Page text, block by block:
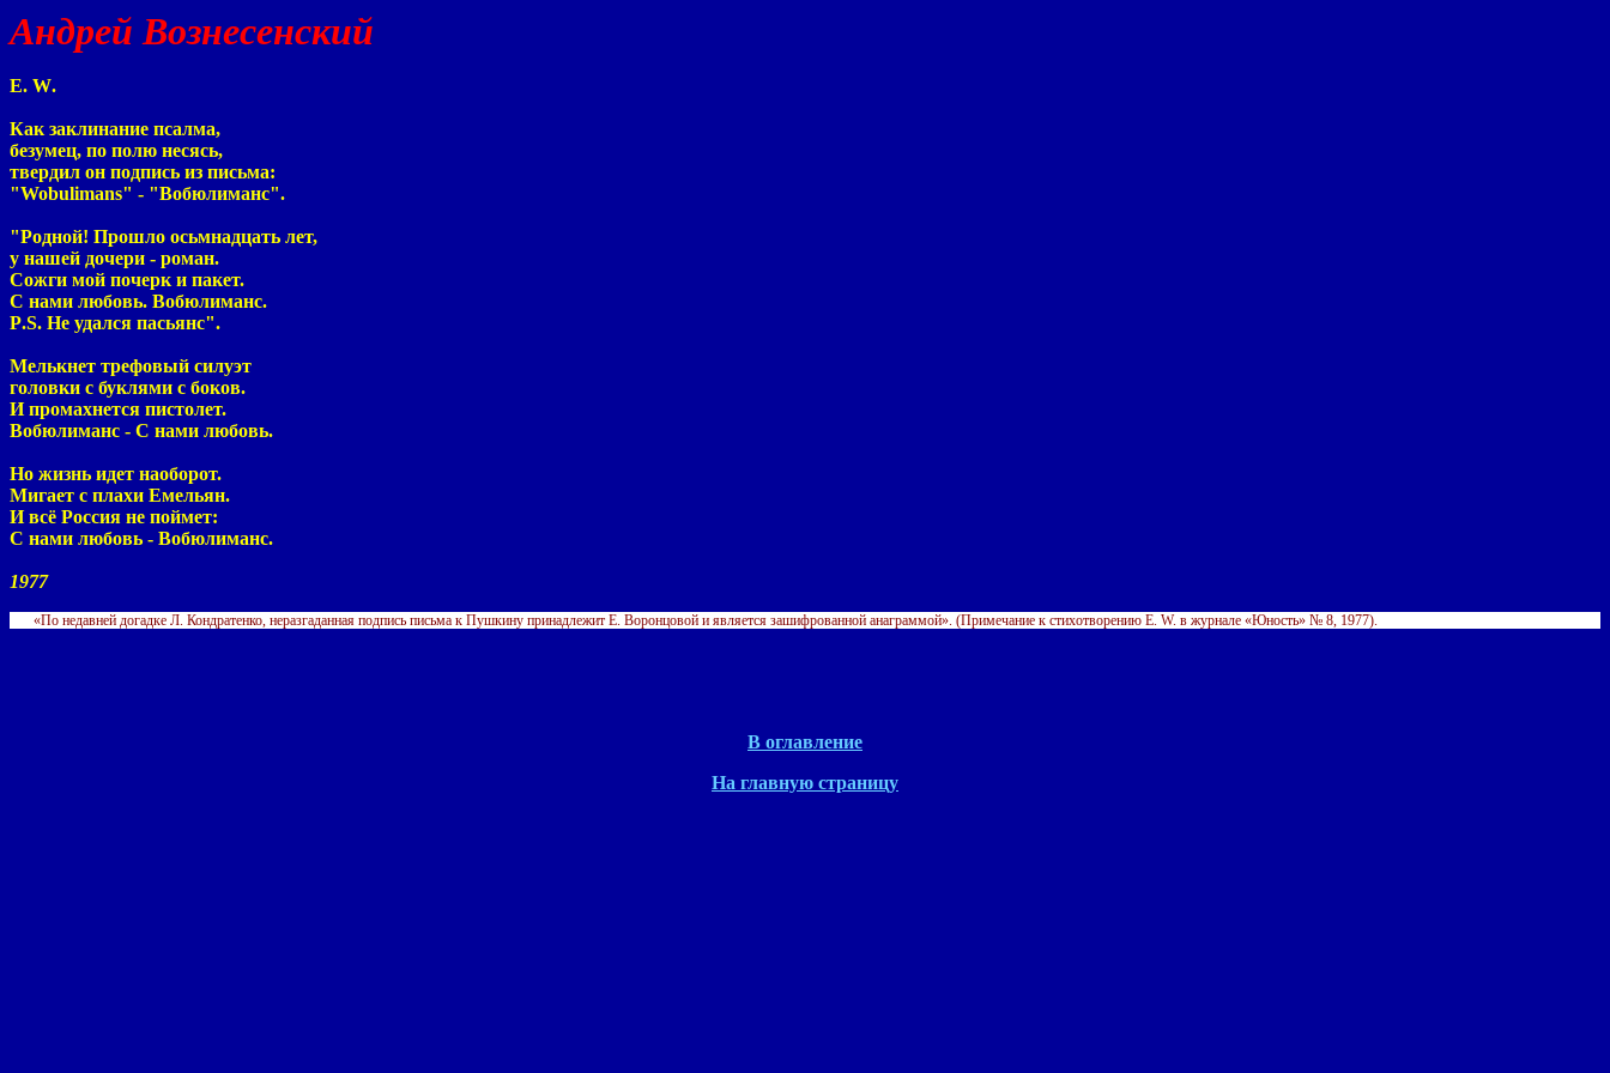
Андрей Вознесенский
E. W.
Как заклинание псалма,
безумец, по полю несясь,
твердил он подпись из письма:
"Wobulimans" - "Вобюлиманс".
"Родной! Прошло осьмнадцать лет,
у нашей дочери - роман.
Сожги мой почерк и пакет.
С нами любовь. Вобюлиманс.
P.S. Не удался пасьянс".
Мелькнет трефовый силуэт
головки с буклями с боков.
И промахнется пистолет.
Вобюлиманс - С нами любовь.
Но жизнь идет наоборот.
Мигает с плахи Емельян.
И всё Россия не поймет:
С нами любовь - Вобюлиманс.
1977
«По недавней догадке Л. Кондратенко, неразгаданная подпись письма к Пушкину принадлежит Е. Воронцовой и является зашифрованной анаграммой». (Примечание к стихотворению E. W. в журнале «Юность» № 8, 1977).
В оглавление
На главную страницу